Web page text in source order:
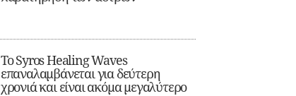
Το Syros Healing Waves
επαναλαμβάνεται για δεύτερη
χρονιά και είναι ακόμα μεγαλύτερο